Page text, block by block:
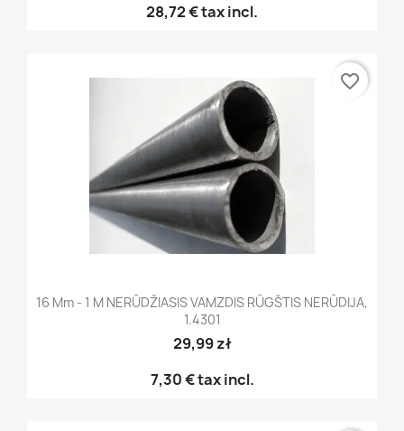
28,72 €tax incl.
16 Mm - 1 M NERŪDŽIASIS VAMZDIS RŪGŠTIS NERŪDIJA,
1.4301
29,99 zł
7,30 €tax incl.
favorite_border